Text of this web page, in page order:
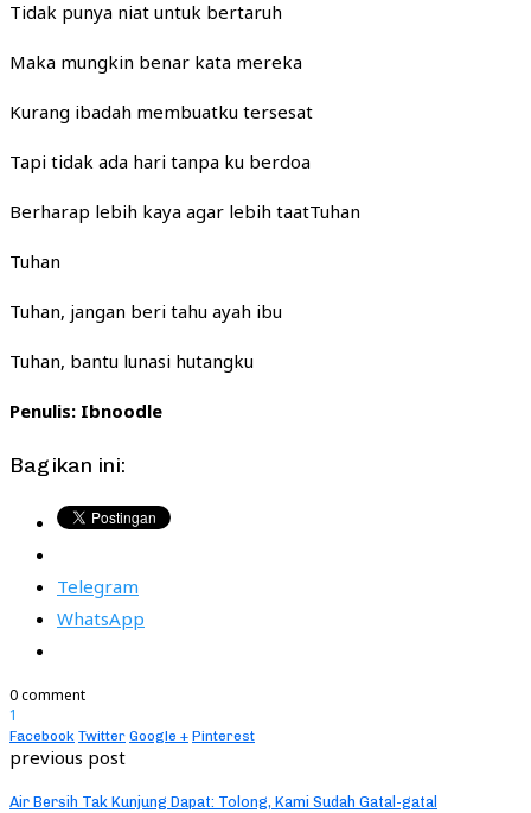
Tidak punya niat untuk bertaruh
Maka mungkin benar kata mereka
Kurang ibadah membuatku tersesat
Tapi tidak ada hari tanpa ku berdoa
Berharap lebih kaya agar lebih taatTuhan
Tuhan
Tuhan, jangan beri tahu ayah ibu
Tuhan, bantu lunasi hutangku
Penulis: Ibnoodle
Bagikan ini:
Telegram
WhatsApp
0 comment
1
Facebook Twitter Google + Pinterest
previous post
Air Bersih Tak Kunjung Dapat: Tolong, Kami Sudah Gatal-gatal